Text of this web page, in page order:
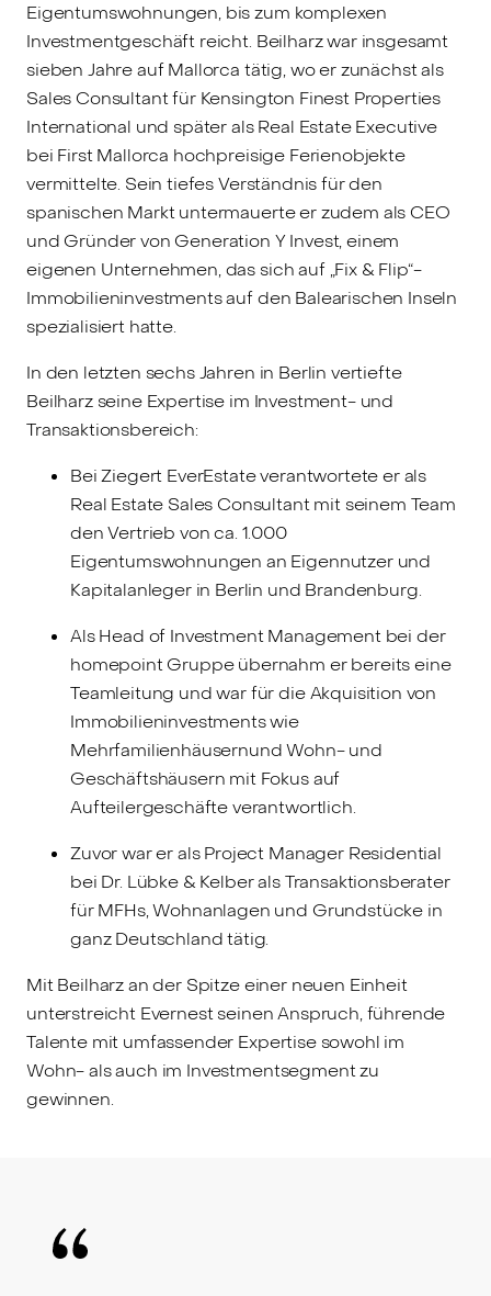
Eigentumswohnungen, bis zum komplexen
Investmentgeschäft reicht. Beilharz war insgesamt
sieben Jahre auf Mallorca tätig, wo er zunächst als
Sales Consultant für Kensington Finest Properties
International und später als Real Estate Executive
bei First Mallorca hochpreisige Ferienobjekte
vermittelte. Sein tiefes Verständnis für den
spanischen Markt untermauerte er zudem als CEO
und Gründer von Generation Y Invest, einem
eigenen Unternehmen, das sich auf „Fix & Flip“-
Immobilieninvestments auf den Balearischen Inseln
spezialisiert hatte.
In den letzten sechs Jahren in Berlin vertiefte
Beilharz seine Expertise im Investment- und
Transaktionsbereich:
Bei Ziegert EverEstate verantwortete er als
Real Estate Sales Consultant mit seinem Team
den Vertrieb von ca. 1.000
Eigentumswohnungen an Eigennutzer und
Kapitalanleger in Berlin und Brandenburg.
Als Head of Investment Management bei der
homepoint Gruppe übernahm er bereits eine
Teamleitung und war für die Akquisition von
Immobilieninvestments wie
Mehrfamilienhäusernund Wohn- und
Geschäftshäusern mit Fokus auf
Aufteilergeschäfte verantwortlich.
Zuvor war er als Project Manager Residential
bei Dr. Lübke & Kelber als Transaktionsberater
für MFHs, Wohnanlagen und Grundstücke in
ganz Deutschland tätig.
Mit Beilharz an der Spitze einer neuen Einheit
unterstreicht Evernest seinen Anspruch, führende
Talente mit umfassender Expertise sowohl im
Wohn- als auch im Investmentsegment zu
gewinnen.